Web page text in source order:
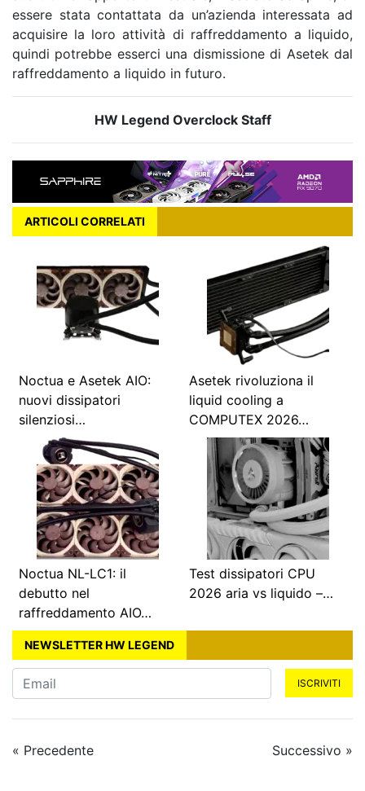
essere stata contattata da un’azienda interessata ad
acquisire la loro attività di raffreddamento a liquido,
quindi potrebbe esserci una dismissione di Asetek dal
raffreddamento a liquido in futuro.
HW Legend Overclock Staff
ARTICOLI CORRELATI
Noctua e Asetek AIO:
nuovi dissipatori
silenziosi…
Asetek rivoluziona il
liquid cooling a
COMPUTEX 2026…
Noctua NL-LC1: il
debutto nel
raffreddamento AIO…
Test dissipatori CPU
2026 aria vs liquido –…
NEWSLETTER HW LEGEND
ISCRIVITI
« Precedente Successivo »